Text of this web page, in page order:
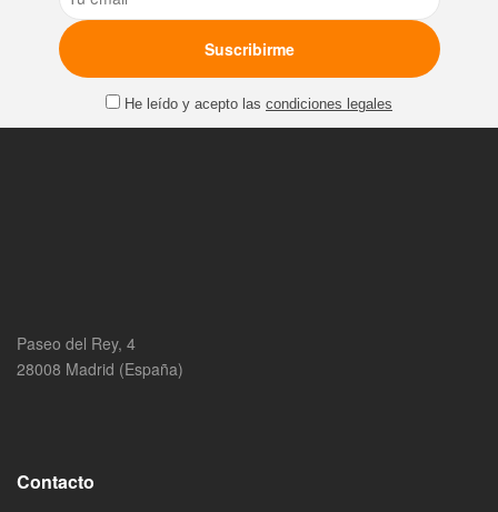
He leído y acepto las condiciones legales
Paseo del Rey, 4
28008 Madrid (España)
Contacto